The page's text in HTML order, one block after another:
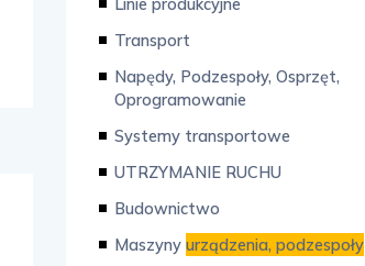
Transport
Napędy, Podzespoły, Osprzęt,
Oprogramowanie
Systemy transportowe
UTRZYMANIE RUCHU
Budownictwo
Maszyny urządzenia, podzespoły